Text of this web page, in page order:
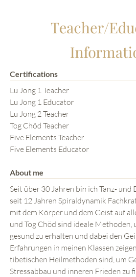
Teacher/
Certifications
Lu Jong 1 Teacher
Lu Jong 1 Educator
Lu Jong 2 Teacher
Tog Chöd Teacher
Five Elements Teacher
Five Elements Educator
About me
Seit über 30 Jahren bin ich Tanz- und
seit 12 Jahren Spiraldynamik
mit dem Körper und dem Geist auf
und Tog Chöd sind ideale Methoden,
gesund zu erhalten und dabei den
Erfahrungen in meinen Klassen
tibetischen Heilmethoden sind, um
Stressabbau und inneren Frieden zu